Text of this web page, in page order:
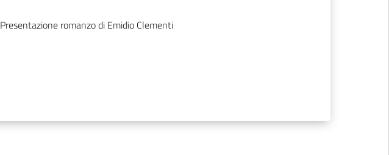
Presentazione romanzo di Emidio Clementi